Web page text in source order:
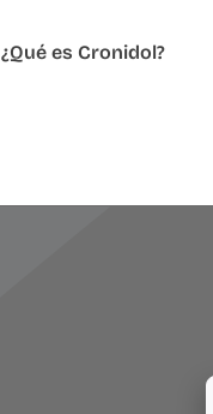
¿Qué es Cronidol?